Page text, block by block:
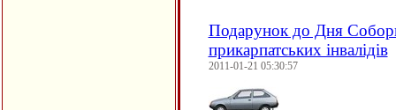
Подарунок до Дня
прикарпатських інвалідів
2011-01-21 05:30:57